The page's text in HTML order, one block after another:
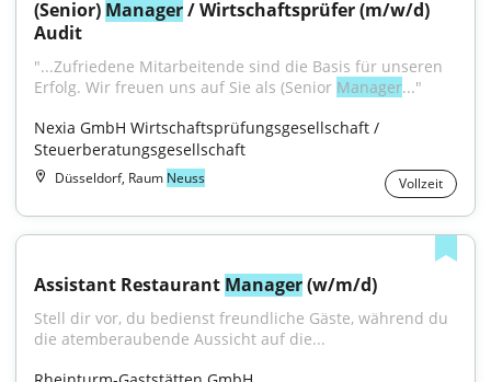
(Senior) Manager / Wirtschaftsprüfer (m/w/d)
Audit
"...Zufriedene Mitarbeitende sind die Basis für unseren
Erfolg. Wir freuen uns auf Sie als (Senior Manager..."
Nexia GmbH Wirtschaftsprüfungsgesellschaft /
Steuerberatungsgesellschaft
Düsseldorf, Raum Neuss Vollzeit
Assistant Restaurant Manager (w/m/d)
Stell dir vor, du bedienst freundliche Gäste, während du
die atemberaubende Aussicht auf die...